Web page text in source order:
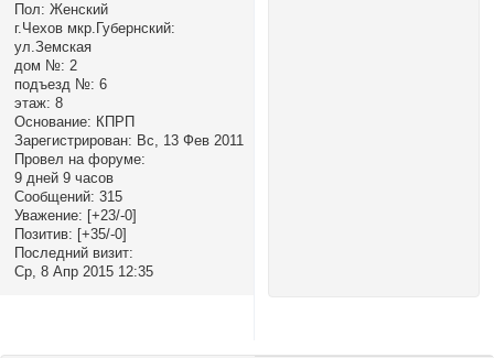
Пол: Женский
г.Чехов мкр.Губернский:
ул.Земская
дом №: 2
подъезд №: 6
этаж: 8
Основание: КПРП
Зарегистрирован: Вс, 13 Фев 2011
Провел на форуме:
9 дней 9 часов
Сообщений: 315
Уважение: [+23/-0]
Позитив: [+35/-0]
Последний визит:
Ср, 8 Апр 2015 12:35